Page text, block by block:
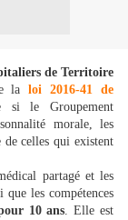
de Territoire
laloi 2016-41 de
si le Groupement
morale, les
de celles qui existent
partagé et les
les compétences
10 ans. Elle est